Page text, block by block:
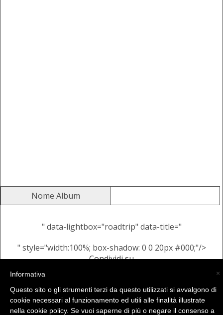
Nome Album
" data-lightbox="roadtrip" data-title="
" style="width:100%; box-shadow: 0 0 20px #000;"/>
Condividi su
Alcune Immagini Casuali dallo
stesso Album
×
Informativa
Questo sito o gli strumenti terzi da questo utilizzati si avvalgono di
cookie necessari al funzionamento ed utili alle finalità illustrate
nella cookie policy. Se vuoi saperne di più o negare il consenso a